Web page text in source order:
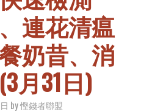
連花清瘟
奶昔、消
月31日)
by慳錢者聯盟